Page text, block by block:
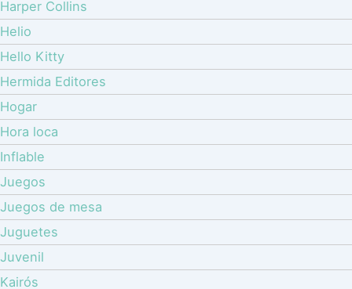
Harper Collins
Helio
Hello Kitty
Hermida Editores
Hogar
Hora loca
Inflable
Juegos
Juegos de mesa
Juguetes
Juvenil
Kairós